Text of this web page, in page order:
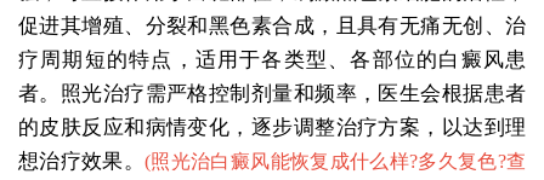
促进其增殖、分裂和黑色素合成，且具有无痛无创、治
疗周期短的特点，适用于各类型、各部位的白癜风患
者。照光治疗需严格控制剂量和频率，医生会根据患者
的皮肤反应和病情变化，逐步调整治疗方案，以达到理
想治疗效果。(照光治白癜风能恢复成什么样?多久复色?查